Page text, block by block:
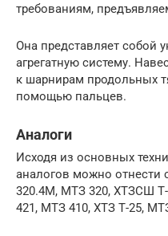
требованиям,
Она представляет собой
агрегатную систему.
к шарнирам продольных
помощью пальцев.
Аналоги
Исходя из основных
аналогов можно
320.4М, МТЗ 320, ХТЗСШ
421, МТЗ 410, ХТЗ Т-25,